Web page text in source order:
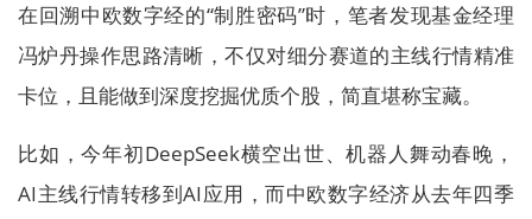
在回溯中欧数字经的“制胜密码”时，笔者发现基金经理
冯炉丹操作思路清晰，不仅对细分赛道的主线行情精准
卡位，且能做到深度挖掘优质个股，简直堪称宝藏。
比如，今年初DeepSeek横空出世、机器人舞动春晚，
AI主线行情转移到AI应用，而中欧数字经济从去年四季